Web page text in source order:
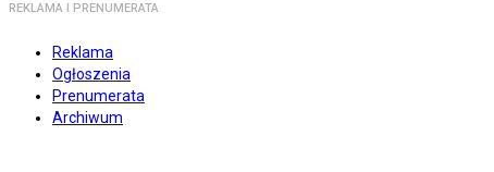
REKLAMA I PRENUMERATA
Reklama
Ogłoszenia
Prenumerata
Archiwum